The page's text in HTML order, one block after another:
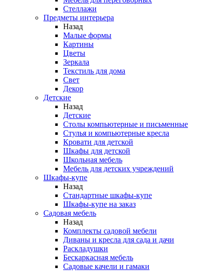
Стеллажи
Предметы интерьера
Назад
Малые формы
Картины
Цветы
Зеркала
Текстиль для дома
Свет
Декор
Детские
Назад
Детские
Столы компьютерные и письменные
Стулья и компьютерные кресла
Кровати для детской
Шкафы для детской
Школьная мебель
Мебель для детских учреждений
Шкафы-купе
Назад
Стандартные шкафы-купе
Шкафы-купе на заказ
Садовая мебель
Назад
Комплекты садовой мебели
Диваны и кресла для сада и дачи
Раскладушки
Бескаркасная мебель
Садовые качели и гамаки